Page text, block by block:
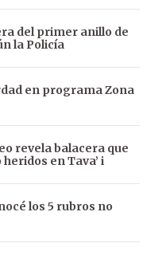
del primer anillo de
la Policía
en programa Zona
revela balacera que
en Tava’ i
los 5 rubros no